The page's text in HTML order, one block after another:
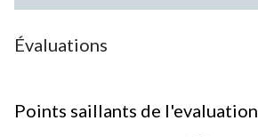
Évaluations
Points saillants de l'evaluation